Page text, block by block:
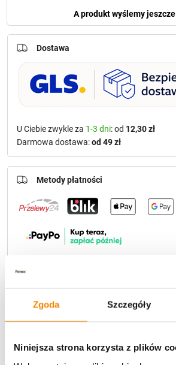
Zgoda Szczegóły
Niniejsza strona korzysta z plików
Dostawa
U Ciebie zwykle za 1-3 dni: od 12,30 zł
Darmowa dostawa:od 49 zł
Metody płatności
A produkt wyślemy